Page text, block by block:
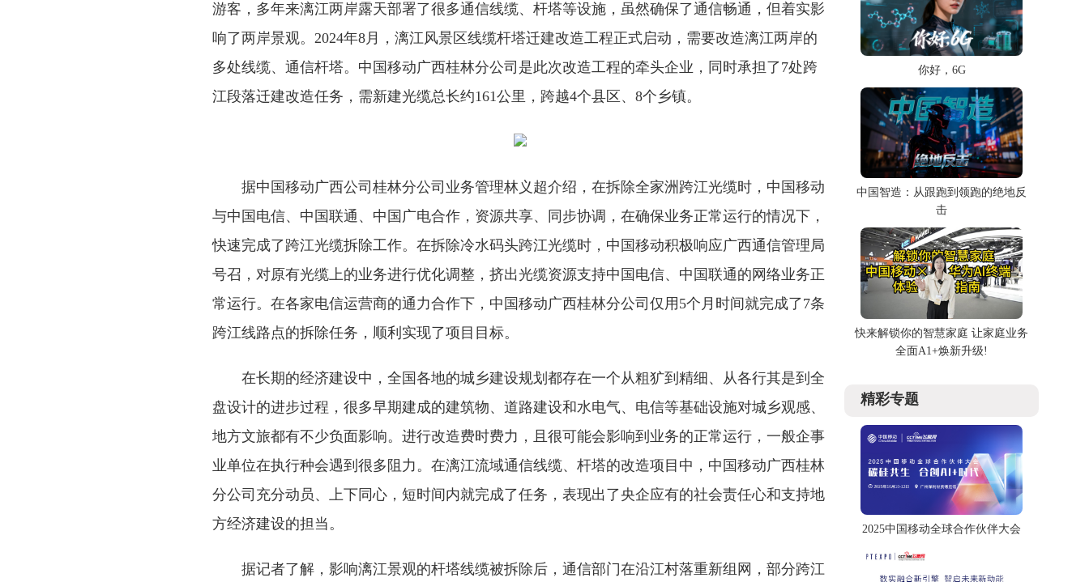
游客，多年来漓江两岸露天部署了很多通信线缆、杆塔等设施，虽然确保了通信畅通，但着实影
响了两岸景观。2024年8月，漓江风景区线缆杆塔迁建改造工程正式启动，需要改造漓江两岸的
多处线缆、通信杆塔。中国移动广西桂林分公司是此次改造工程的牵头企业，同时承担了7处跨
江段落迁建改造任务，需新建光缆总长约161公里，跨越4个县区、8个乡镇。
据中国移动广西公司桂林分公司业务管理林义超介绍，在拆除全家洲跨江光缆时，中国移动
与中国电信、中国联通、中国广电合作，资源共享、同步协调，在确保业务正常运行的情况下，
快速完成了跨江光缆拆除工作。在拆除冷水码头跨江光缆时，中国移动积极响应广西通信管理局
号召，对原有光缆上的业务进行优化调整，挤出光缆资源支持中国电信、中国联通的网络业务正
常运行。在各家电信运营商的通力合作下，中国移动广西桂林分公司仅用5个月时间就完成了7条
跨江线路点的拆除任务，顺利实现了项目目标。
在长期的经济建设中，全国各地的城乡建设规划都存在一个从粗犷到精细、从各行其是到全
盘设计的进步过程，很多早期建成的建筑物、道路建设和水电气、电信等基础设施对城乡观感、
地方文旅都有不少负面影响。进行改造费时费力，且很可能会影响到业务的正常运行，一般企事
业单位在执行种会遇到很多阻力。在漓江流域通信线缆、杆塔的改造项目中，中国移动广西桂林
分公司充分动员、上下同心，短时间内就完成了任务，表现出了央企应有的社会责任心和支持地
方经济建设的担当。
据记者了解，影响漓江景观的杆塔线缆被拆除后，通信部门在沿江村落重新组网，部分跨江
你好，6G
中国智造：从跟跑到领跑的绝地反
击
快来解锁你的智慧家庭 让家庭业务
全面A1+焕新升级!
精彩专题
2025中国移动全球合作伙伴大会